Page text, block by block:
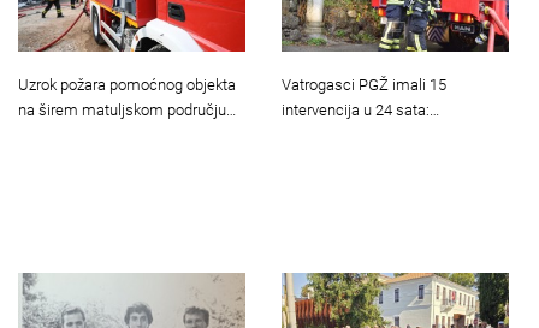
Uzrok požara pomoćnog objekta
na širem matuljskom području…
Vatrogasci PGŽ imali 15
intervencija u 24 sata:…